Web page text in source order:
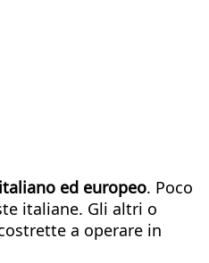
ed europeo. Poco
italiane. Gli altri o
a operare in